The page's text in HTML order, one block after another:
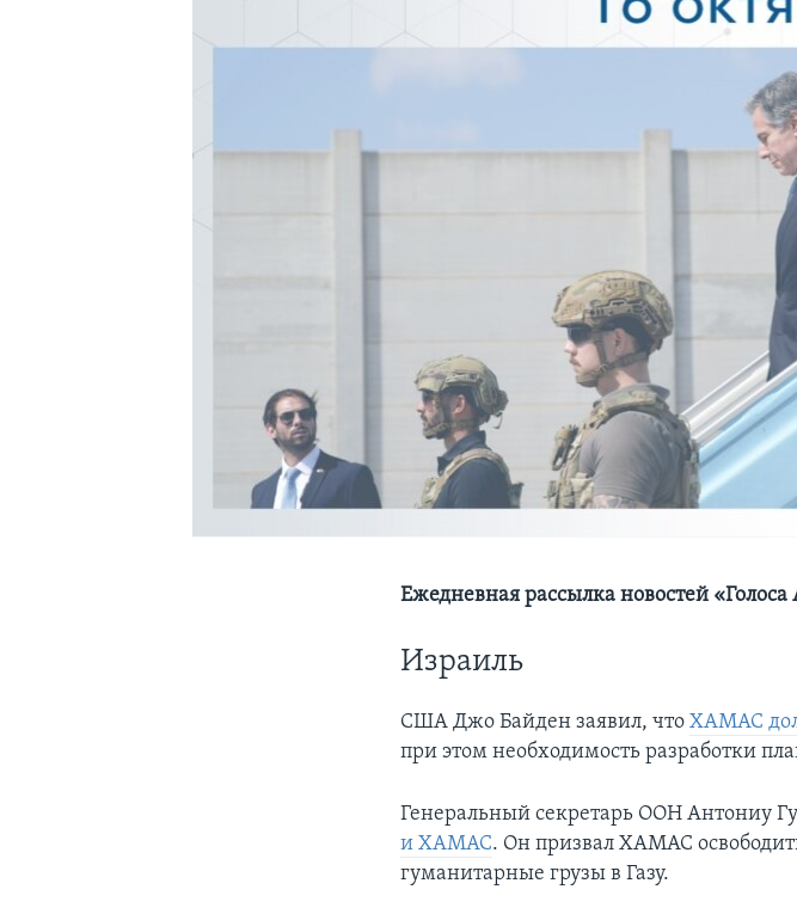
Ежедневная рассылка новостей
Израиль
США Джо Байден заявил, чтоХАМАС
при этом необходимость разработки
Генеральный секретарь ООН Антониу
и ХАМАС. Он призвал ХАМАС
гуманитарные грузы в Газу.